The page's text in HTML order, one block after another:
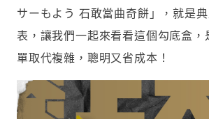
サーもよう 石敢當曲奇餅」，就是
表，讓我們一起來看看這個勾底盒，
單取代複雜，聰明又省成本！